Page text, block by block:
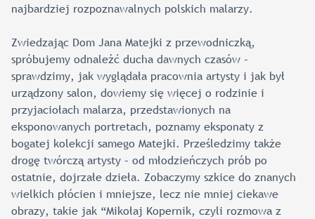
najbardziej rozpoznawalnych polskich malarzy.
Zwiedzając Dom Jana Matejki z przewodniczką,
spróbujemy odnaleźć ducha dawnych czasów –
sprawdzimy, jak wyglądała pracownia artysty i jak był
urządzony salon, dowiemy się więcej o rodzinie i
przyjaciołach malarza, przedstawionych na
eksponowanych portretach, poznamy eksponaty z
bogatej kolekcji samego Matejki. Prześledzimy także
drogę twórczą artysty – od młodzieńczych prób po
ostatnie, dojrzałe dzieła. Zobaczymy szkice do znanych
wielkich płócien i mniejsze, lecz nie mniej ciekawe
obrazy, takie jak “Mikołaj Kopernik, czyli rozmowa z